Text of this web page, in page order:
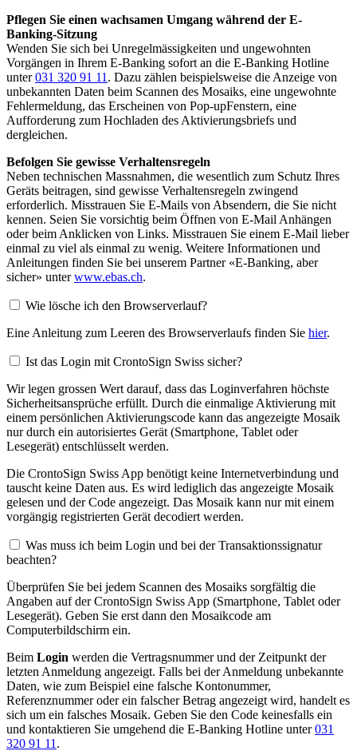
Pflegen Sie einen wachsamen Umgang während der E-
Banking-Sitzung
Wenden Sie sich bei Unregelmässigkeiten und ungewohnten
Vorgängen in Ihrem E-Banking sofort an die E-Banking Hotline
unter031 320 91 11 . Dazu zählen beispielsweise die Anzeige von
unbekannten Daten beim Scannen des Mosaiks, eine ungewohnte
Fehlermeldung, das Erscheinen von Pop-upFenstern, eine
Aufforderung zum Hochladen des Aktivierungsbriefs und
dergleichen.
Befolgen Sie gewisse Verhaltensregeln
Neben technischen Massnahmen, die wesentlich zum Schutz Ihres
Geräts beitragen, sind gewisse Verhaltensregeln zwingend
erforderlich. Misstrauen Sie E-Mails von Absendern, die Sie nicht
kennen. Seien Sie vorsichtig beim Öffnen von E-Mail Anhängen
oder beim Anklicken von Links. Misstrauen Sie einem E-Mail lieber
einmal zu viel als einmal zu wenig. Weitere Informationen und
Anleitungen finden Sie bei unserem Partner «E-Banking, aber
sicher» unterwww.ebas.ch.
Wie lösche ich den Browserverlauf?
Eine Anleitung zum Leeren des Browserverlaufs finden Sie hier.
Ist das Login mit CrontoSign Swiss sicher?
Wir legen grossen Wert darauf, dass das Loginverfahren höchste
Sicherheitsansprüche erfüllt. Durch die einmalige Aktivierung mit
einem persönlichen Aktivierungscode kann das angezeigte Mosaik
nur durch ein autorisiertes Gerät (Smartphone, Tablet oder
Lesegerät) entschlüsselt werden.
Die CrontoSign Swiss App benötigt keine Internetverbindung und
tauscht keine Daten aus. Es wird lediglich das angezeigte Mosaik
gelesen und der Code angezeigt. Das Mosaik kann nur mit einem
vorgängig registrierten Gerät decodiert werden.
Was muss ich beim Login und bei der Transaktionssignatur
beachten?
Überprüfen Sie bei jedem Scannen des Mosaiks sorgfältig die
Angaben auf der CrontoSign Swiss App (Smartphone, Tablet oder
Lesegerät). Geben Sie erst dann den Mosaikcode am
Computerbildschirm ein.
Beim Login werden die Vertragsnummer und der Zeitpunkt der
letzten Anmeldung angezeigt. Falls bei der Anmeldung unbekannte
Daten, wie zum Beispiel eine falsche Kontonummer,
Referenznummer oder ein falscher Betrag angezeigt wird, handelt es
sich um ein falsches Mosaik. Geben Sie den Code keinesfalls ein
und kontaktieren Sie umgehend die E-Banking Hotline unter031
320 91 11 .